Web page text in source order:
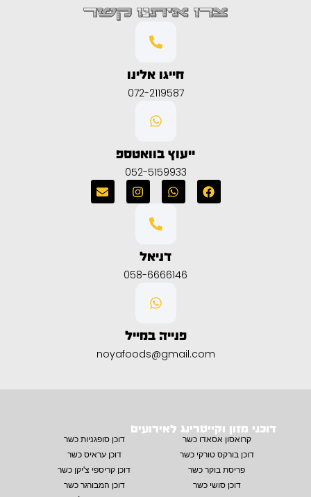
צרו איתנו קשר
חייגו אלינו
072-2119587
ייעוץ בוואטספ
052-5159933
דניאל
058-6666146
פנייה במייל
noyafoods@gmail.com
דוכני מזון וקייטרינג לאירועים
קרואסון אסאדו כשר
דוכן סופגניות כשר
דוכן בורקס טורקי כשר
דוכן עראיס כשר
פריסת בוקר כשר
דוכן קריספי צ'יקן כשר
דוכן סושי כשר
דוכן המבורגר כשר